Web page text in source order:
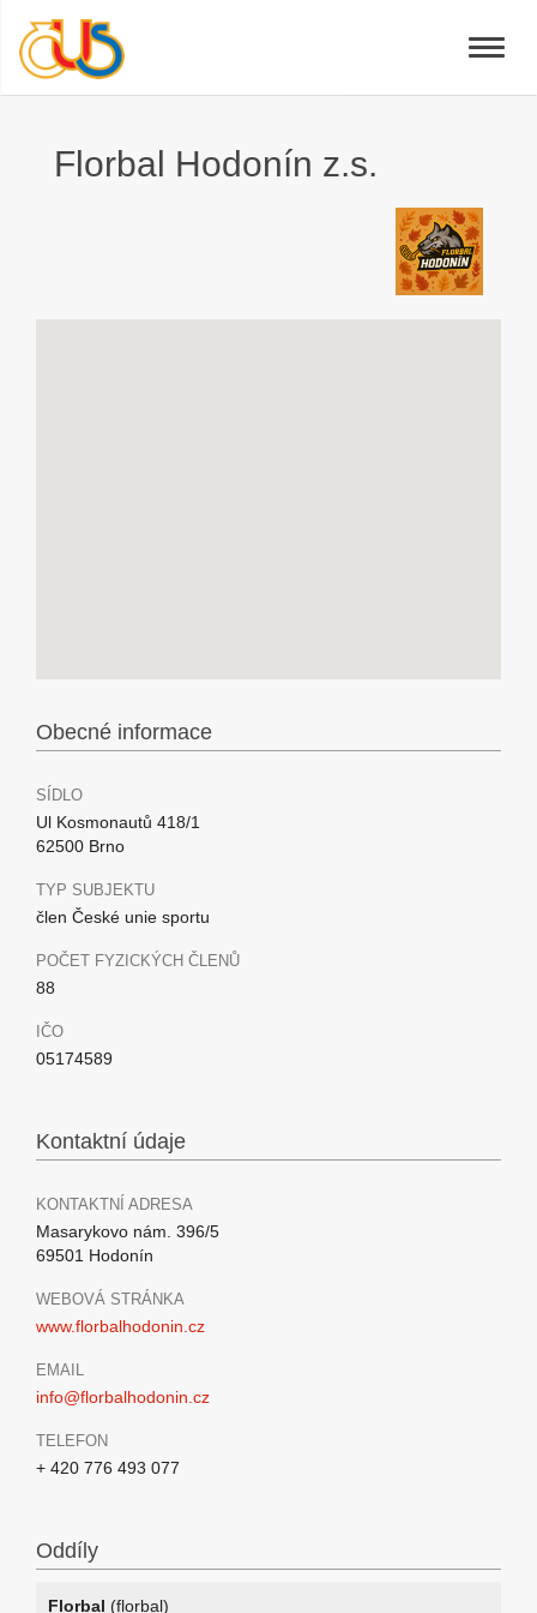
Toggle
Florbal Hodonín z.s.
Obecné informace
SÍDLO
Ul Kosmonautů 418/1
62500 Brno
TYP SUBJEKTU
člen České unie sportu
POČET FYZICKÝCH ČLENŮ
88
IČO
05174589
Kontaktní údaje
KONTAKTNÍ ADRESA
Masarykovo nám. 396/5
69501 Hodonín
WEBOVÁ STRÁNKA
www.florbalhodonin.cz
EMAIL
info@florbalhodonin.cz
TELEFON
+ 420 776 493 077
Oddíly
Florbal (florbal)